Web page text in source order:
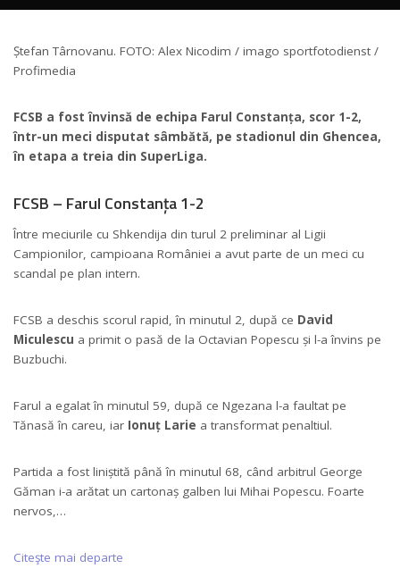
Ștefan Târnovanu. FOTO: Alex Nicodim / imago sportfotodienst /
Profimedia
FCSB a fost învinsă de echipa Farul Constanța, scor 1-2,
într-un meci disputat sâmbătă, pe stadionul din Ghencea,
în etapa a treia din SuperLiga.
FCSB – Farul Constanța 1-2
Între meciurile cu Shkendija din turul 2 preliminar al Ligii
Campionilor, campioana României a avut parte de un meci cu
scandal pe plan intern.
FCSB a deschis scorul rapid, în minutul 2, după ce David
Miculescu a primit o pasă de la Octavian Popescu și l-a învins pe
Buzbuchi.
Farul a egalat în minutul 59, după ce Ngezana l-a faultat pe
Tănasă în careu, iar Ionuț Larie a transformat penaltiul.
Partida a fost liniștită până în minutul 68, când arbitrul George
Găman i-a arătat un cartonaș galben lui Mihai Popescu. Foarte
nervos,…
Citeşte mai departe